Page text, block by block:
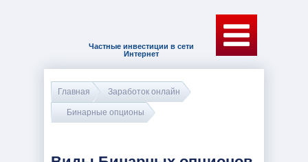
Частные инвестиции в сети
Интернет
Главная Заработок онлайн
Бинарные опционы